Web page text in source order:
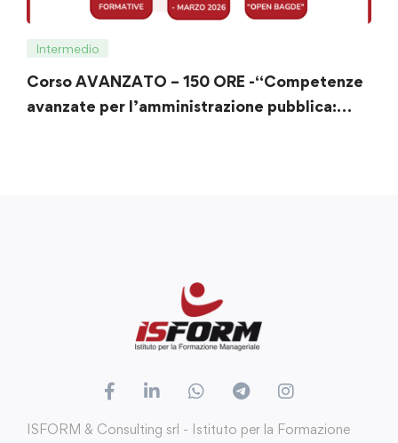
Intermedio
Corso AVANZATO – 150 ORE -“Competenze
avanzate per l’amministrazione pubblica:
ISFORM & Consulting srl - Istituto per la Formazione